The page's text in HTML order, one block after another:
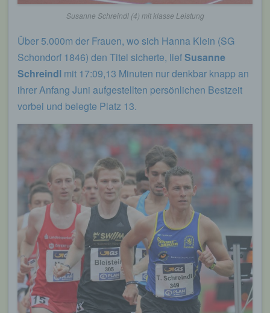
Susanne Schreindl (4) mit klasse Leistung
Über 5.000m der Frauen, wo sich Hanna Klein (SG
Schondorf 1846) den Titel sicherte, liefSusanne
Schreindl mit 17:09,13 Minuten nur denkbar knapp an
ihrer Anfang Juni aufgestellten persönlichen Bestzeit
vorbei und belegte Platz 13.